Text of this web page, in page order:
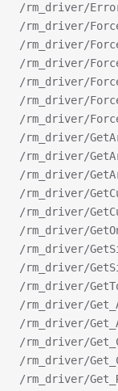
/rm_driver/
/rm_driver/
/rm_driver/
/rm_driver/
/rm_driver/
/rm_driver/
/rm_driver/
/rm_driver/
/rm_driver/
/rm_driver/
/rm_driver/
/rm_driver/
/rm_driver/
/rm_driver/
/rm_driver/
/rm_driver/
/rm_driver/
/rm_driver/
/rm_driver/
/rm_driver/
/rm_driver/